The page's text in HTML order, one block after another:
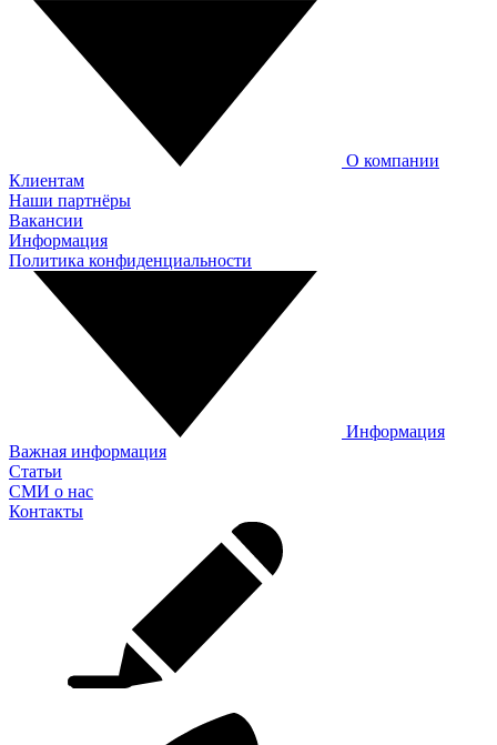
О компании
Клиентам
Наши партнёры
Вакансии
Информация
Политика конфиденциальности
Информация
Важная информация
Статьи
СМИ о нас
Контакты